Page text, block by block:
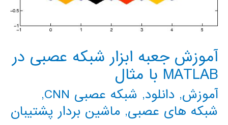
آموزش جعبه ابزار شبکه عصبی در
MATLAB با مثال
آموزش, دانلود, شبکه عصبی CNN
,
شبکه های عصبی, ماشین بردار پشتیبان